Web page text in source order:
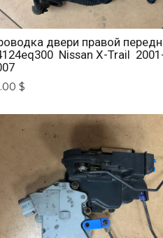
двери правой
Nissan X-Trail
$